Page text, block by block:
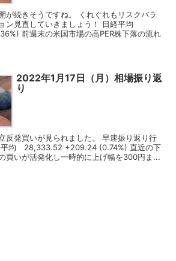
が続きそうですね。 くれぐれもリスクバラ
ン見直していきましょう！ 日経平均
前週末の米国市場の高PER株下落の流れ
2022年1月17日（月）相場振り返
り
反発買いが見られました。 早速振り返り行
平均 28,333.52 +209.24 (0.74%) 直近の下
買いが活発化し一時的に上げ幅を300円ま...